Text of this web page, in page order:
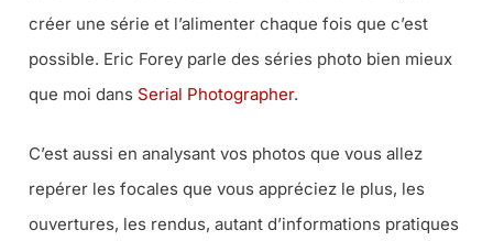
créer une série et l’alimenter chaque fois que c’est
possible. Eric Forey parle des séries photo bien mieux
que moi dans Serial Photographer.
C’est aussi en analysant vos photos que vous allez
repérer les focales que vous appréciez le plus, les
ouvertures, les rendus, autant d’informations pratiques